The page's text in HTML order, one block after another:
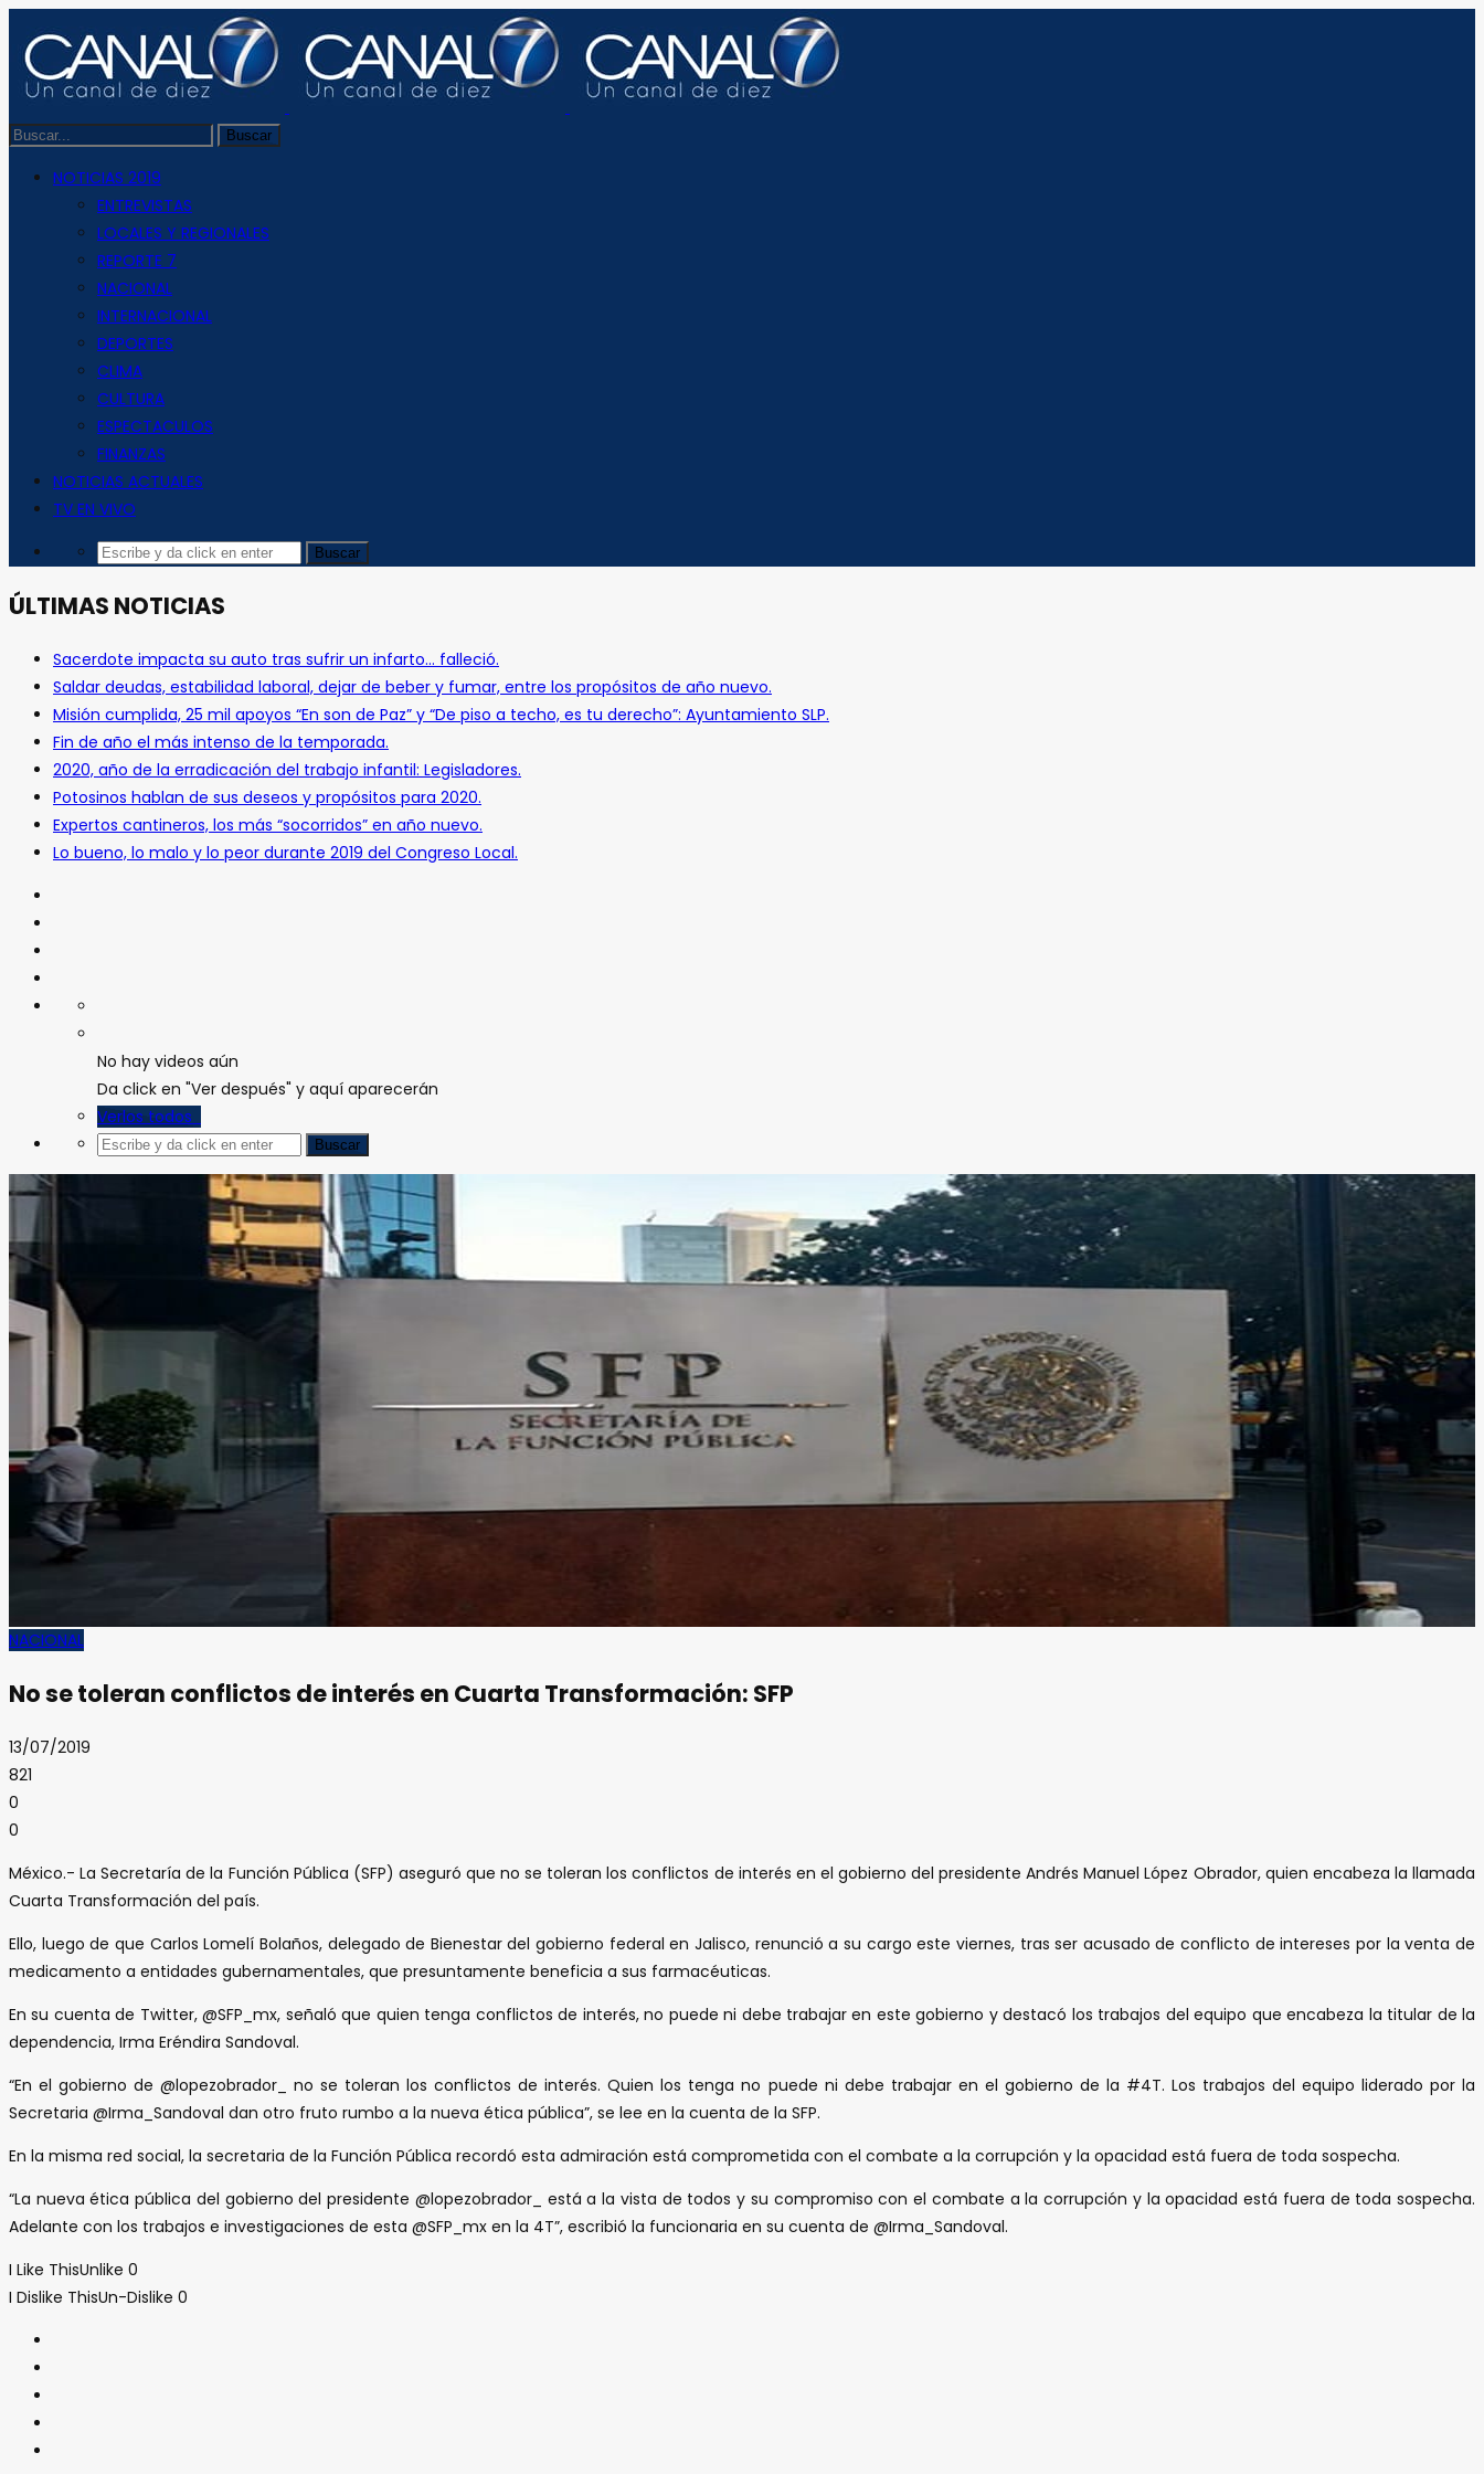
NOTICIAS 2019
ENTREVISTAS
LOCALES Y REGIONALES
REPORTE 7
NACIONAL
INTERNACIONAL
DEPORTES
CLIMA
CULTURA
ESPECTACULOS
FINANZAS
NOTICIAS ACTUALES
TV EN VIVO
ÚLTIMAS NOTICIAS
Sacerdote impacta su auto tras sufrir un infarto… falleció.
Saldar deudas, estabilidad laboral, dejar de beber y fumar, entre los propósitos de año nuevo.
Misión cumplida, 25 mil apoyos “En son de Paz” y “De piso a techo, es tu derecho”: Ayuntamiento SLP.
Fin de año el más intenso de la temporada.
2020, año de la erradicación del trabajo infantil: Legisladores.
Potosinos hablan de sus deseos y propósitos para 2020.
Expertos cantineros, los más “socorridos” en año nuevo.
Lo bueno, lo malo y lo peor durante 2019 del Congreso Local.
No hay videos aún
Da click en "Ver después" y aquí aparecerán
Verlos todos
NACIONAL
No se toleran conflictos de interés en Cuarta Transformación: SFP
13/07/2019
821
0
0
México.- La Secretaría de la Función Pública (SFP) aseguró que no se toleran los conflictos de interés en el gobierno del presidente Andrés Manuel López Obrador, quien encabeza la llamada
Cuarta Transformación del país.
Ello, luego de que Carlos Lomelí Bolaños, delegado de Bienestar del gobierno federal en Jalisco, renunció a su cargo este viernes, tras ser acusado de conflicto de intereses por la venta de
medicamento a entidades gubernamentales, que presuntamente beneficia a sus farmacéuticas.
En su cuenta de Twitter, @SFP_mx, señaló que quien tenga conflictos de interés, no puede ni debe trabajar en este gobierno y destacó los trabajos del equipo que encabeza la titular de la
dependencia, Irma Eréndira Sandoval.
“En el gobierno de @lopezobrador_ no se toleran los conflictos de interés. Quien los tenga no puede ni debe trabajar en el gobierno de la #4T. Los trabajos del equipo liderado por la
Secretaria @Irma_Sandoval dan otro fruto rumbo a la nueva ética pública”, se lee en la cuenta de la SFP.
En la misma red social, la secretaria de la Función Pública recordó esta admiración está comprometida con el combate a la corrupción y la opacidad está fuera de toda sospecha.
“La nueva ética pública del gobierno del presidente @lopezobrador_ está a la vista de todos y su compromiso con el combate a la corrupción y la opacidad está fuera de toda sospecha.
Adelante con los trabajos e investigaciones de esta @SFP_mx en la 4T”, escribió la funcionaria en su cuenta de @Irma_Sandoval.
I Like ThisUnlike 0
I Dislike ThisUn-Dislike 0